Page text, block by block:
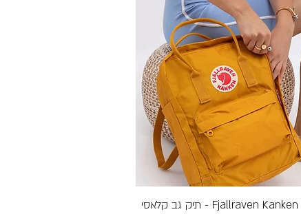
תצוגה מהירה Fjallraven Kanken Classic - תיק גב קלאסי